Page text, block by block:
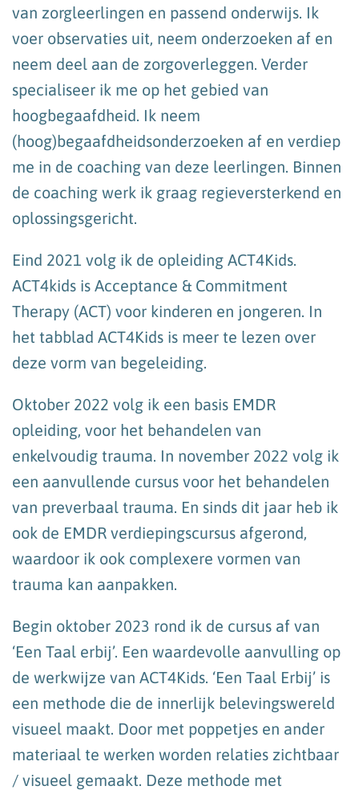
van zorgleerlingen en passend onderwijs. Ik
voer observaties uit, neem onderzoeken af en
neem deel aan de zorgoverleggen. Verder
specialiseer ik me op het gebied van
hoogbegaafdheid. Ik neem
(hoog)begaafdheidsonderzoeken af en verdiep
me in de coaching van deze leerlingen. Binnen
de coaching werk ik graag regieversterkend en
oplossingsgericht.
Eind 2021 volg ik de opleiding ACT4Kids.
ACT4kids is Acceptance & Commitment
Therapy (ACT) voor kinderen en jongeren. In
het tabblad ACT4Kids is meer te lezen over
deze vorm van begeleiding.
Oktober 2022 volg ik een basis EMDR
opleiding, voor het behandelen van
enkelvoudig trauma. In november 2022 volg ik
een aanvullende cursus voor het behandelen
van preverbaal trauma. En sinds dit jaar heb ik
ook de EMDR verdiepingscursus afgerond,
waardoor ik ook complexere vormen van
trauma kan aanpakken.
Begin oktober 2023 rond ik de cursus af van
‘Een Taal erbij’. Een waardevolle aanvulling op
de werkwijze van ACT4Kids. ‘Een Taal Erbij’ is
een methode die de innerlijk belevingswereld
visueel maakt. Door met poppetjes en ander
materiaal te werken worden relaties zichtbaar
/ visueel gemaakt. Deze methode met